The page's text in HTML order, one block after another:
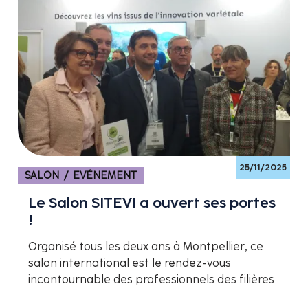
25/11/2025
SALON / EVÉNEMENT
Le Salon SITEVI a ouvert ses portes
!
Organisé tous les deux ans à Montpellier, ce
salon international est le rendez-vous
incontournable des professionnels des filières